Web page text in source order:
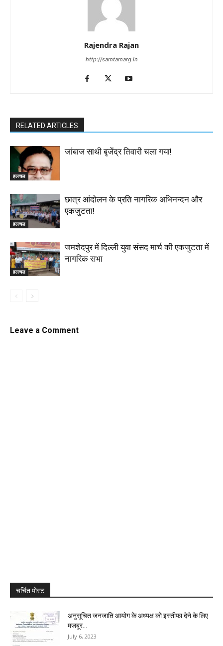
Rajendra Rajan
http://samtamarg.in
RELATED ARTICLES
हलचल
जांबाज साथी बृजेंद्र तिवारी चला गया!
हलचल
छात्र आंदोलन के प्रति नागरिक अभिनन्दन और
एकजुटता!
हलचल
जमशेदपुर में दिल्ली युवा संसद मार्च की एकजुटता में
नागरिक सभा
Leave a Comment
चर्चित पोस्ट
अनुसूचित जनजाति आयोग के अध्यक्ष को इस्तीफा देने के लिए
मजबूर...
July 6, 2023